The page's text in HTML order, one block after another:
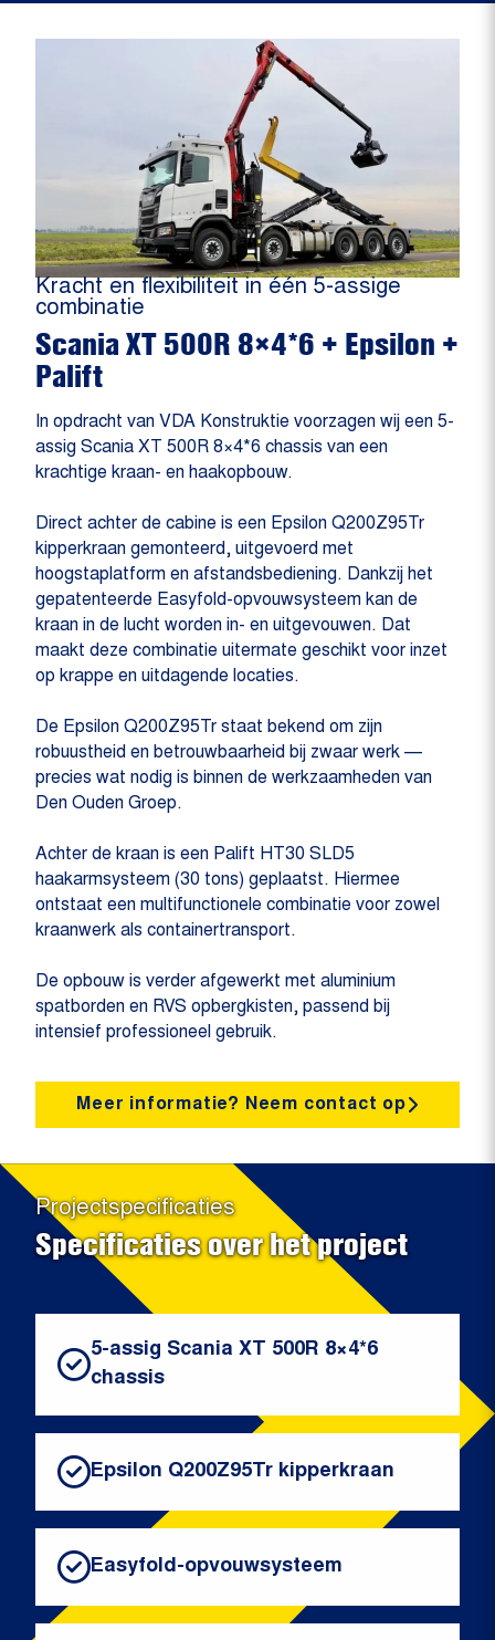
Kracht en flexibiliteit in één 5-assige
combinatie
Scania XT 500R 8×4*6 + Epsilon +
Palift
In opdracht van VDA Konstruktie voorzagen wij een 5-
assig Scania XT 500R 8×4*6 chassis van een
krachtige kraan- en haakopbouw.
Direct achter de cabine is een Epsilon Q200Z95Tr
kipperkraan gemonteerd, uitgevoerd met
hoogstaplatform en afstandsbediening. Dankzij het
gepatenteerde Easyfold-opvouwsysteem kan de
kraan in de lucht worden in- en uitgevouwen. Dat
maakt deze combinatie uitermate geschikt voor inzet
op krappe en uitdagende locaties.
De Epsilon Q200Z95Tr staat bekend om zijn
robuustheid en betrouwbaarheid bij zwaar werk —
precies wat nodig is binnen de werkzaamheden van
Den Ouden Groep.
Achter de kraan is een Palift HT30 SLD5
haakarmsysteem (30 tons) geplaatst. Hiermee
ontstaat een multifunctionele combinatie voor zowel
kraanwerk als containertransport.
De opbouw is verder afgewerkt met aluminium
spatborden en RVS opbergkisten, passend bij
intensief professioneel gebruik.
Meer informatie? Neem contact op
Projectspecificaties
Specificaties over het project
5-assig Scania XT 500R 8×4*6
chassis
Epsilon Q200Z95Tr kipperkraan
Easyfold-opvouwsysteem